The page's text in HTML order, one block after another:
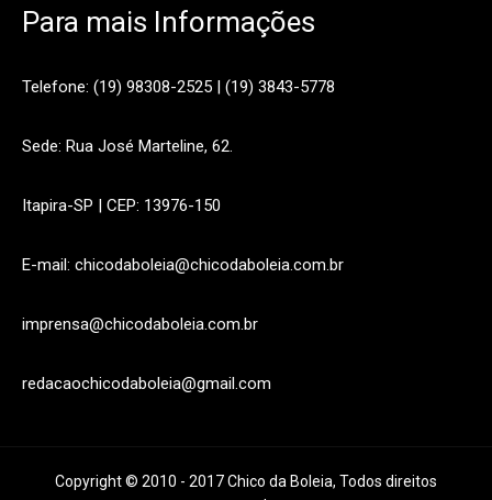
Para mais Informações
Telefone: (19) 98308-2525 | (19) 3843-5778
Sede: Rua José Marteline, 62.
Itapira-SP | CEP: 13976-150
E-mail: chicodaboleia@chicodaboleia.com.br
imprensa@chicodaboleia.com.br
redacaochicodaboleia@gmail.com
Copyright © 2010 - 2017 Chico da Boleia, Todos direitos